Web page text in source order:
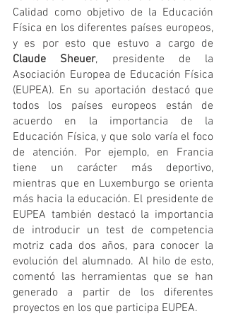
Calidad como objetivo de la Educación
Física en los diferentes países europeos,
Claude Sheuer, presidente de la
Asociación Europea de Educación Física
(EUPEA). En su aportación destacó que
todos los países europeos están de
acuerdo en la importancia de la
Educación Física, y que solo varía el foco
de atención. Por ejemplo, en Francia
tiene un carácter más deportivo,
mientras que en Luxemburgo se orienta
más hacia la educación. El presidente de
EUPEA también destacó la importancia
de introducir un test de competencia
motriz cada dos años, para conocer la
evolución del alumnado. Al hilo de esto,
comentó las herramientas que se han
generado a partir de los diferentes
proyectos en los que participa EUPEA.